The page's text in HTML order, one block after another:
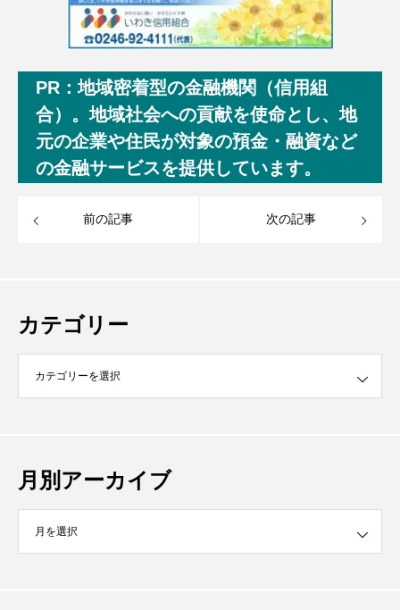
PR：地域密着型の金融機関（信用組
合）。地域社会への貢献を使命とし、地
元の企業や住民が対象の預金・融資など
の金融サービスを提供しています。
前の記事 次の記事
カテゴリー
月別アーカイブ